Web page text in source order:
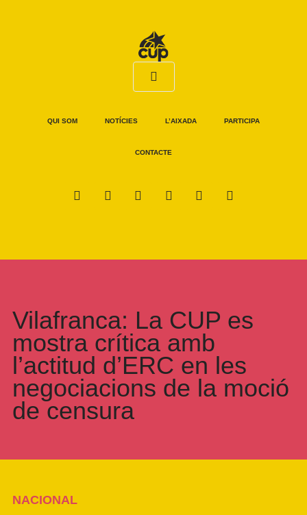
QUI SOM NOTÍCIES L’AIXADA PARTICIPA
CONTACTE
Vilafranca: La CUP es
mostra crítica amb
l’actitud d’ERC en les
negociacions de la moció
de censura
NACIONAL